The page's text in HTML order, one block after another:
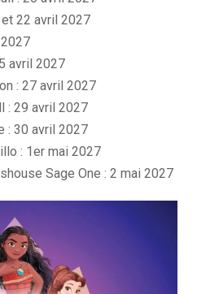
22 avril 2027
avril 2027
: 27 avril 2027
: 29 avril 2027
: 30 avril 2027
: 1er mai 2027
Sage One : 2 mai 2027